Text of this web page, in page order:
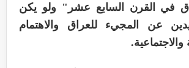
في القرن السابع عشر" ولو يكن
عن المجيء للعراق والاهتمام
والاجتماعية.